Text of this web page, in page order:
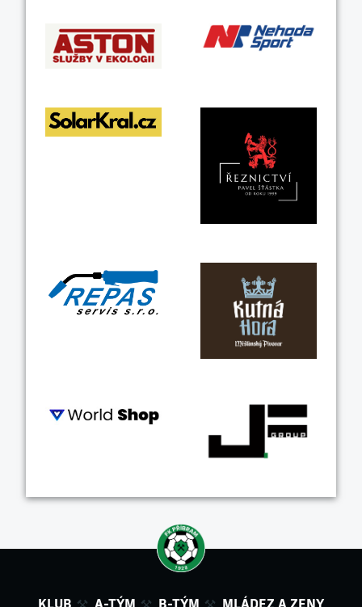
KLUB A-TÝM B-TÝM MLÁDEZ A ZENY